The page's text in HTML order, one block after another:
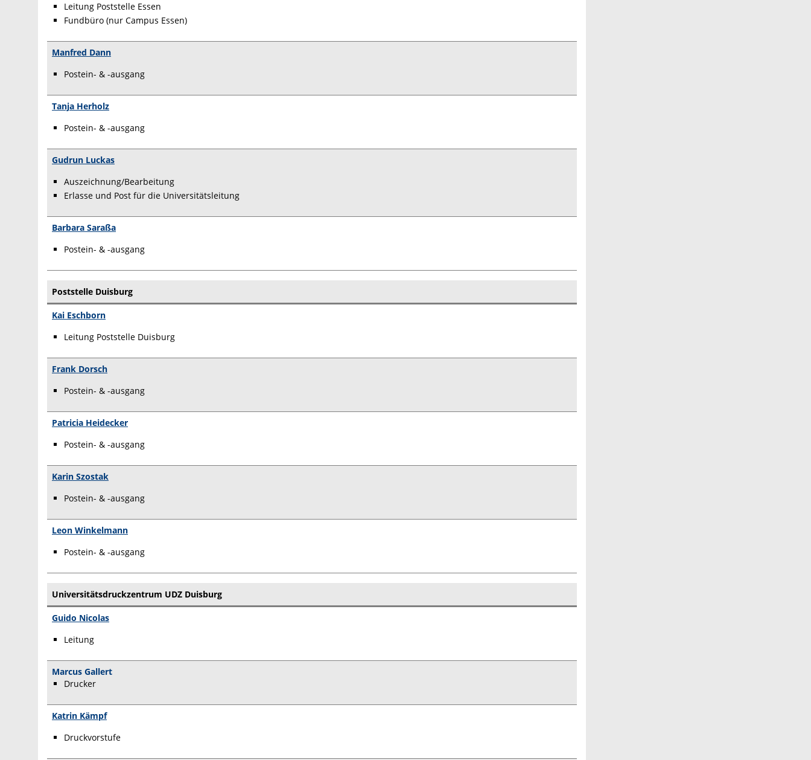
Leitung Poststelle Essen
Fundbüro (nur Campus Essen)
Manfred Dann
Postein- & -ausgang
Tanja Herholz
Postein- & -ausgang
Gudrun Luckas
Auszeichnung/Bearbeitung
Erlasse und Post für die Universitätsleitung
Barbara Saraßa
Postein- & -ausgang
Poststelle Duisburg
Kai Eschborn
Leitung Poststelle Duisburg
Frank Dorsch
Postein- & -ausgang
Patricia Heidecker
Postein- & -ausgang
Karin Szostak
Postein- & -ausgang
Leon Winkelmann
Postein- & -ausgang
Universitätsdruckzentrum UDZ Duisburg
Guido Nicolas
Leitung
Marcus Gallert
Drucker
Katrin Kämpf
Druckvorstufe